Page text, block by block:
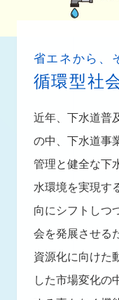
省エネから、
循環型社
近年、下水道普
の中、下水道事
管理と健全な下
水環境を実現す
向にシフトしつ
会を発展させる
資源化に向けた
した市場変化の